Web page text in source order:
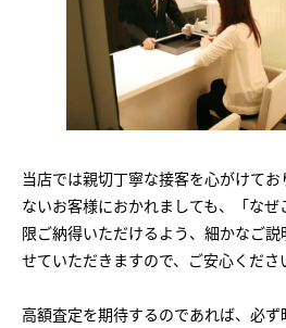
当店では親切丁寧な接客を心がけて
ないお客様におかれましても、「な
限ご納得いただけるよう、細かなご
せていただきますので、ご安心くださ
高額査定を期待するのであれば、必